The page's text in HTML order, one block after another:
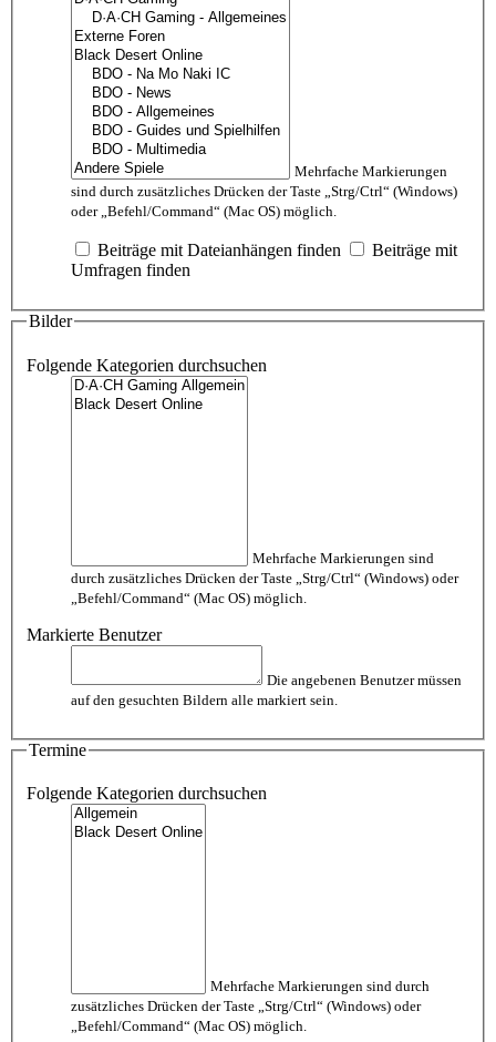
Mehrfache Markierungen
sind durch zusätzliches Drücken der Taste „Strg/Ctrl“ (Windows)
oder „Befehl/Command“ (Mac OS) möglich.
Beiträge mit Dateianhängen finden
Beiträge mit
Umfragen finden
Bilder
Folgende Kategorien durchsuchen
Mehrfache Markierungen sind
durch zusätzliches Drücken der Taste „Strg/Ctrl“ (Windows) oder
„Befehl/Command“ (Mac OS) möglich.
Markierte Benutzer
Die angebenen Benutzer müssen
auf den gesuchten Bildern alle markiert sein.
Termine
Folgende Kategorien durchsuchen
Mehrfache Markierungen sind durch
zusätzliches Drücken der Taste „Strg/Ctrl“ (Windows) oder
„Befehl/Command“ (Mac OS) möglich.